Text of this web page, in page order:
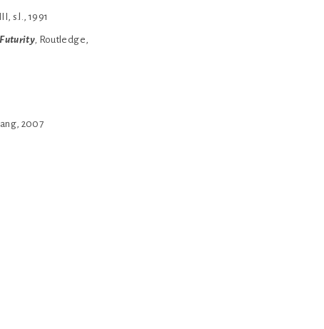
s.l., 1991
Futurity Routledge,
2007